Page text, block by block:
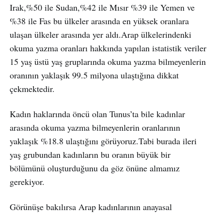
Irak,%50 ile Sudan,%42 ile Mısır %39 ile Yemen ve
%38 ile Fas bu ülkeler arasında en yüksek oranlara
ulaşan ülkeler arasında yer aldı.Arap ülkelerindenki
okuma yazma oranları hakkında yapılan istatistik veriler
15 yaş üstü yaş gruplarında okuma yazma bilmeyenlerin
oranının yaklaşık 99.5 milyona ulaştığına dikkat
çekmektedir.
Kadın haklarında öncü olan Tunus’ta bile kadınlar
arasında okuma yazma bilmeyenlerin oranlarının
yaklaşık %18.8 ulaştığını görüyoruz.Tabi burada ileri
yaş grubundan kadınların bu oranın büyük bir
bölümünü oluşturduğunu da göz önüne almamız
gerekiyor.
Görünüşe bakılırsa Arap kadınlarının anayasal